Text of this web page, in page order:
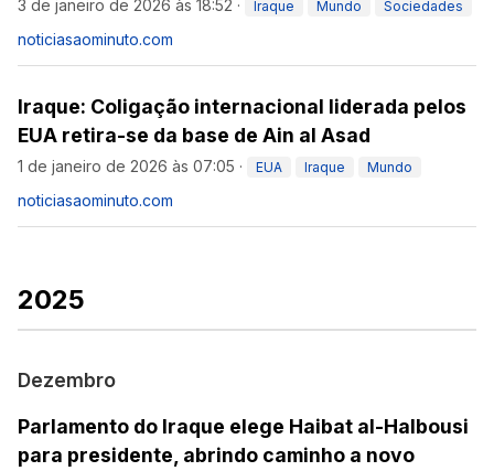
3 de janeiro de 2026 às 18:52 · Iraque Mundo Sociedades
noticiasaominuto.com
Iraque: Coligação internacional liderada pelos
EUA retira-se da base de Ain al Asad
1 de janeiro de 2026 às 07:05 · EUA Iraque Mundo
noticiasaominuto.com
2025
Dezembro
Parlamento do Iraque elege Haibat al-Halbousi
para presidente, abrindo caminho a novo